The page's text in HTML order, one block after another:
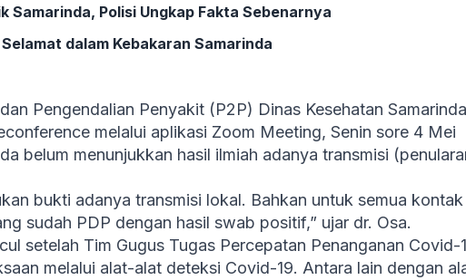
Samarinda, Polisi Ungkap Fakta Sebenarnya
dalam Kebakaran Samarinda
Pengendalian Penyakit (P2P) Dinas Kesehatan
melalui aplikasi Zoom Meeting, Senin sore 4 Mei
belum menunjukkan hasil ilmiah adanya transmisi
bukti adanya transmisi lokal. Bahkan untuk semua kontak
sudah PDP dengan hasil swab positif,” ujar dr. Osa.
setelah Tim Gugus Tugas Percepatan Penanganan Covid-
melalui alat-alat deteksi Covid-19. Antara lain dengan